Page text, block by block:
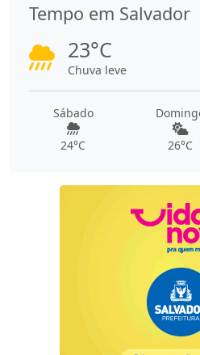
Tempo em Salvador
23°C
Chuva leve
Sábado
24°C 26°C